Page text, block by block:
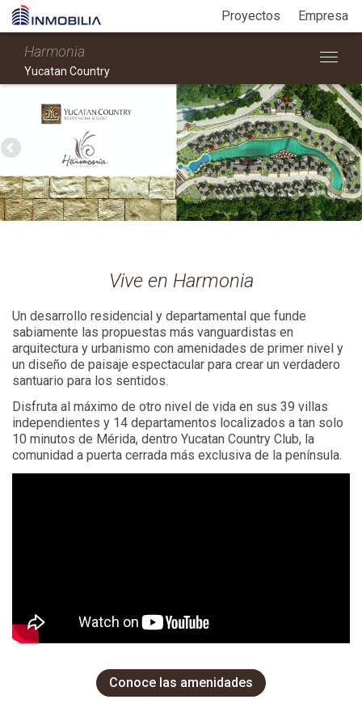
Empresa
Proyectos
Harmonia
Yucatan Country
Vive en Harmonia
Un desarrollo residencial y departamental que funde
sabiamente las propuestas más vanguardistas en
arquitectura y urbanismo con amenidades de primer nivel y
un diseño de paisaje espectacular para crear un verdadero
santuario para los sentidos.
Disfruta al máximo de otro nivel de vida en sus 39 villas
independientes y 14 departamentos localizados a tan solo
10 minutos de Mérida, dentro Yucatan Country Club, la
comunidad a puerta cerrada más exclusiva de la península.
Conoce las amenidades